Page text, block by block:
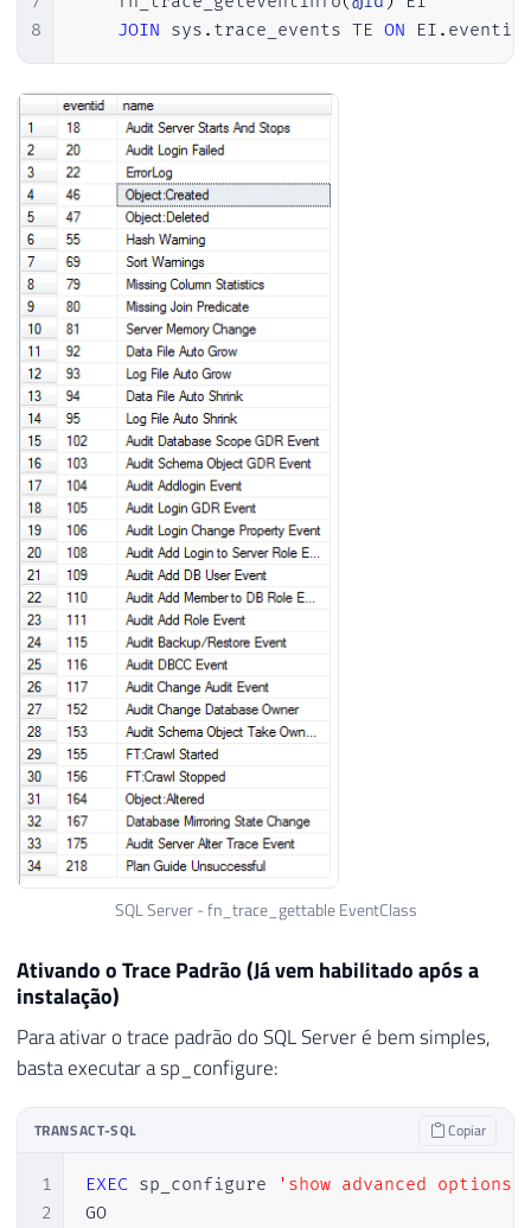
8
JOIN sys . trace_events TE ON EI .
SQL Server - fn_trace_gettable EventClass
Ativando o Trace Padrão (Já vem habilitado após a
instalação)
Para ativar o trace padrão do SQL Server é bem simples,
basta executar a sp_configure:
TRANSACT-SQL Copiar
1
2
EXEC sp_configure 'show advanced options'
GO